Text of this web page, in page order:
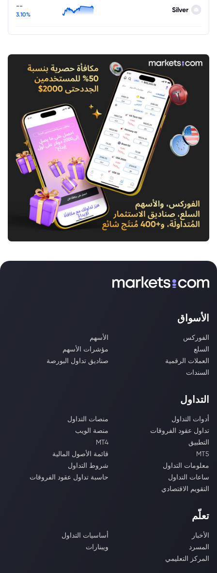
Silver
--
3.10%
الأسواق
الفوركس
الأسهم
السلع
مؤشرات الأسهم
العملات الرقمية
صناديق تداول البورصة
السندات
التداول
أدوات التداول
منصات التداول
تداول عقود الفروقات
منصة الويب
التطبيق
MT4
MT5
قائمة الأصول المالية
معلومات التداول
شروط التداول
ساعات التداول
حاسبة تداول عقود الفروقات
التقويم الاقتصادي
تعلّم
الأخبار
أساسيات التداول
المسرد
ويبنارات
المركز التعليمي